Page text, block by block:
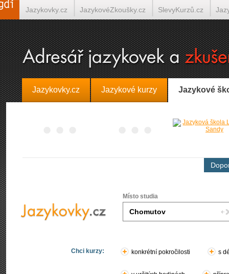
Jazykovky.cz Jazykové kurzy Jazykové
Místo studia
Chci kurzy: konkrétní pokročilosti s
Jazykovky.cz JazykovéZkoušky.cz SlevyKurzů.cz
Španělština on-line Italština on-line Tlumočení-